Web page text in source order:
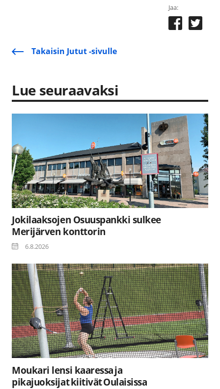
Jaa:
Takaisin Jutut -sivulle
Lue seuraavaksi
Jokilaaksojen Osuuspankki sulkee
Merijärven konttorin
6.8.2026
Moukari lensi kaaressa ja
pikajuoksijat kiitivät Oulaisissa